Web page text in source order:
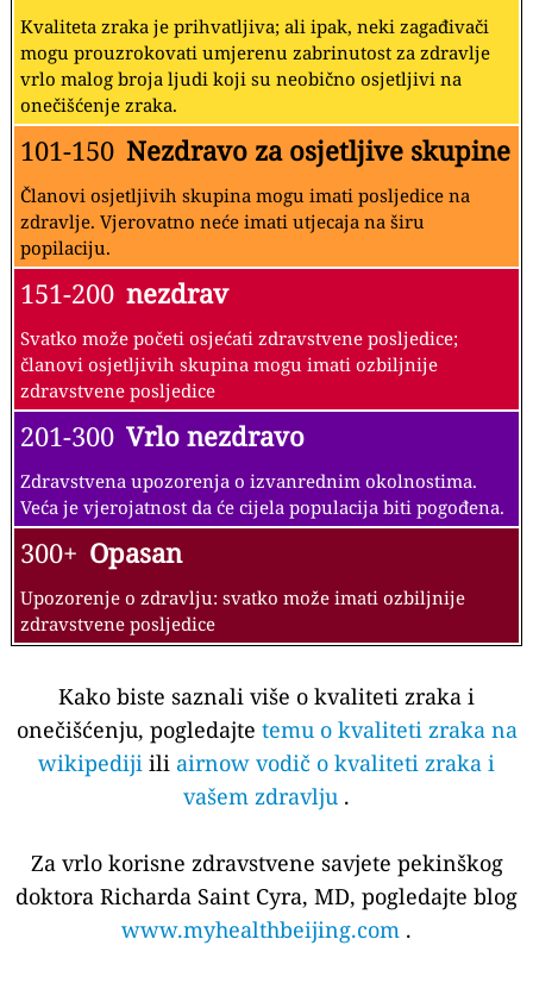
Kvaliteta zraka je prihvatljiva; ali ipak, neki zagađivači
mogu prouzrokovati umjerenu zabrinutost za zdravlje
vrlo malog broja ljudi koji su neobično osjetljivi na
onečišćenje zraka.
101-150 Nezdravo za osjetljive skupine
Članovi osjetljivih skupina mogu imati posljedice na
zdravlje. Vjerovatno neće imati utjecaja na širu
popilaciju.
151-200 nezdrav
Svatko može početi osjećati zdravstvene posljedice;
članovi osjetljivih skupina mogu imati ozbiljnije
zdravstvene posljedice
201-300 Vrlo nezdravo
Zdravstvena upozorenja o izvanrednim okolnostima.
Veća je vjerojatnost da će cijela populacija biti pogođena.
300+ Opasan
Upozorenje o zdravlju: svatko može imati ozbiljnije
zdravstvene posljedice
Kako biste saznali više o kvaliteti zraka i
onečišćenju, pogledajte temu o kvaliteti zraka na
wikipediji ili airnow vodič o kvaliteti zraka i
vašem zdravlju .
Za vrlo korisne zdravstvene savjete pekinškog
doktora Richarda Saint Cyra, MD, pogledajte blog
www.myhealthbeijing.com .